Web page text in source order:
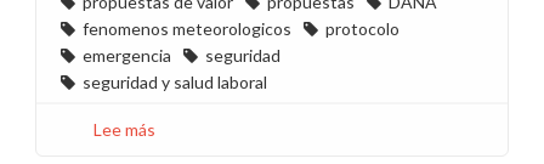
fenomenos meteorologicos
protocolo
emergencia
seguridad
seguridad y salud laboral
Lee más